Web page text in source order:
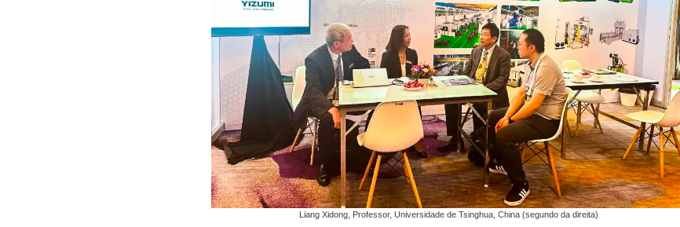
Liang Xidong, Professor, Universidade de Tsinghua, China (segundo da direita)